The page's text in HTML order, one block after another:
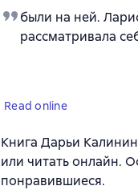
были на ней.
рассматривала
Read online
Книга Дарьи
или читать онлайн.
понравившиеся.